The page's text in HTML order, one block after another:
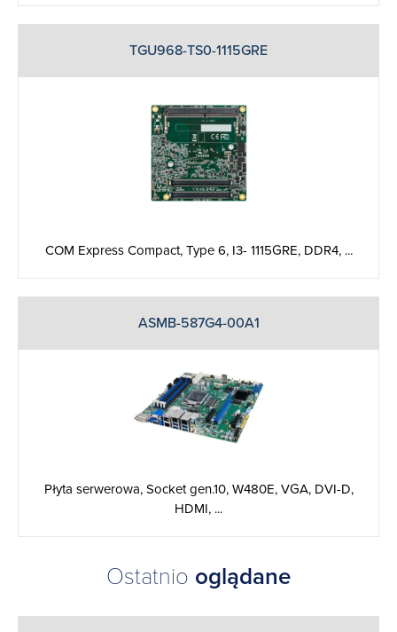
TGU968-TS0-1115GRE
COM Express Compact, Type 6, I3- 1115GRE, DDR4, ...
ASMB-587G4-00A1
Płyta serwerowa, Socket gen.10, W480E, VGA, DVI-D,
HDMI, ...
Ostatnio oglądane